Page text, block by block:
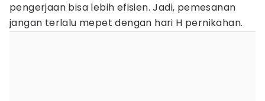
pengerjaan bisa lebih efisien. Jadi, pemesanan
jangan terlalu mepet dengan hari H pernikahan.